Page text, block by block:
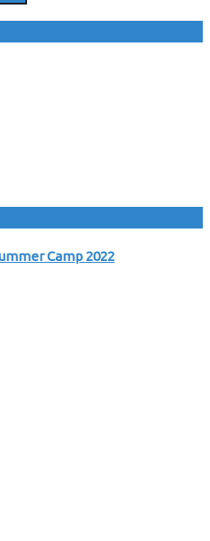
Camp 2022